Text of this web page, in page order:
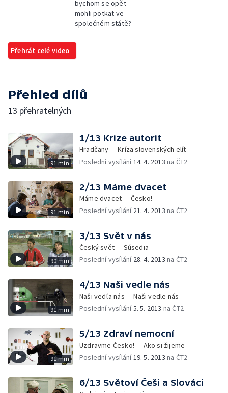
bychom se opět
mohli potkat ve
společném státě?
Přehrát celé video
Přehled dílů
13 přehratelných
91 min
1/13 Krize autorit
Hradčany — Kríza slovenských elít
Poslední vysílání14. 4. 2013 na ČT2
91 min
2/13 Máme dvacet
Máme dvacet — Česko!
Poslední vysílání 21. 4. 2013 na ČT2
90 min
3/13 Svět v nás
Český svět — Súsedia
Poslední vysílání 28. 4. 2013 na ČT2
91 min
4/13 Naši vedle nás
Naši vedľa nás — Naši vedle nás
Poslední vysílání5. 5. 2013 na ČT2
91 min
5/13 Zdraví nemocní
Uzdravme Česko! — Ako si žijeme
Poslední vysílání19. 5. 2013 na ČT2
6/13 Světoví Češi a Slováci